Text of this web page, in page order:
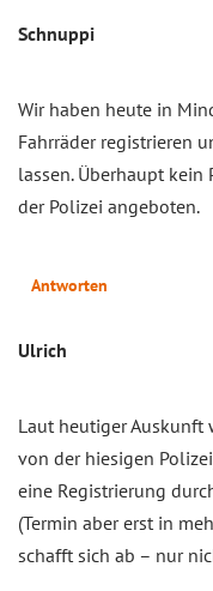
Schnuppi
Wir haben heute in
Fahrräder registrieren
lassen. Überhaupt
der Polizei angeboten.
Antworten
Ulrich
Laut heutiger Auskunft
von der hiesigen
eine Registrierung
(Termin aber erst in
schafft sich ab – nur